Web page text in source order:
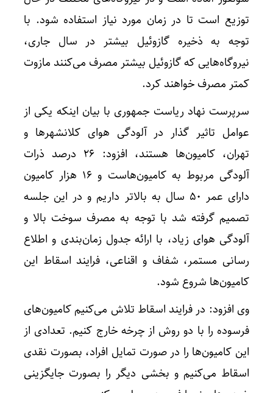
توزیع است تا در زمان مورد نیاز استفاده شود. با
توجه به ذخیره گازوئیل بیشتر در سال جاری،
نیروگاه‌هایی که گازوئیل بیشتر مصرف می‌کنند مازوت
کمتر مصرف خواهند کرد.
سرپرست نهاد ریاست جمهوری با بیان اینکه یکی از
عوامل تاثیر گذار در آلودگی هوای کلانشهرها و
تهران، کامیون‌ها هستند، افزود: ۲۶ درصد ذرات
آلودگی مربوط به کامیون‌هاست و ۱۶ هزار کامیون
دارای عمر ۵۰ سال به بالاتر داریم و در این جلسه
تصمیم گرفته شد با توجه به مصرف سوخت بالا و
آلودگی هوای زیاد، با ارائه جدول زمان‌بندی و اطلاع
رسانی مستمر، شفاف و اقناعی، فرایند اسقاط این
کامیون‌ها شروع شود.
وی افزود: در فرایند اسقاط تلاش می‌کنیم کامیون‌های
فرسوده را با دو روش از چرخه خارج کنیم. تعدادی از
این کامیون‌ها را در صورت تمایل افراد، بصورت نقدی
اسقاط می‌کنیم و بخشی دیگر را بصورت جایگزینی